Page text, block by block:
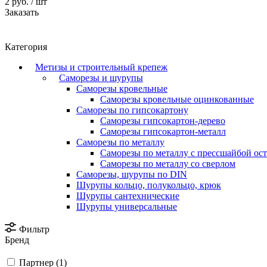
Заказать
Категория
Метизы и строительный крепеж
Саморезы и шурупы
Саморезы кровельные
Саморезы кровельные оцинкованные
Саморезы по гипсокартону
Саморезы гипсокартон-дерево
Саморезы гипсокартон-металл
Саморезы по металлу
Саморезы по металлу с прессшайбой
Саморезы по металлу со сверлом
Саморезы, шурупы по DIN
Шурупы кольцо, полукольцо, крюк
Шурупы сантехнические
Шурупы универсальные
Фильтр
Бренд
Партнер (1)